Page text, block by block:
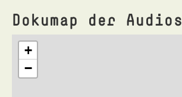
Dokumap der Audios